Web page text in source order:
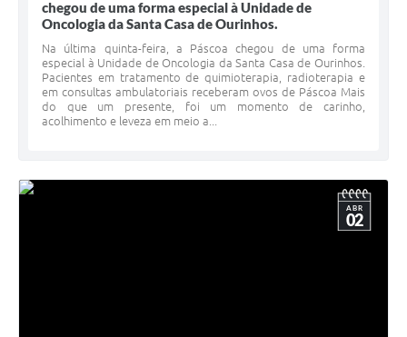
chegou de uma forma especial à Unidade de
Oncologia da Santa Casa de Ourinhos.
Na última quinta-feira, a Páscoa chegou de uma forma
especial à Unidade de Oncologia da Santa Casa de Ourinhos.
Pacientes em tratamento de quimioterapia, radioterapia e
em consultas ambulatoriais receberam ovos de Páscoa Mais
do que um presente, foi um momento de carinho,
acolhimento e leveza em meio a...
ABR
02